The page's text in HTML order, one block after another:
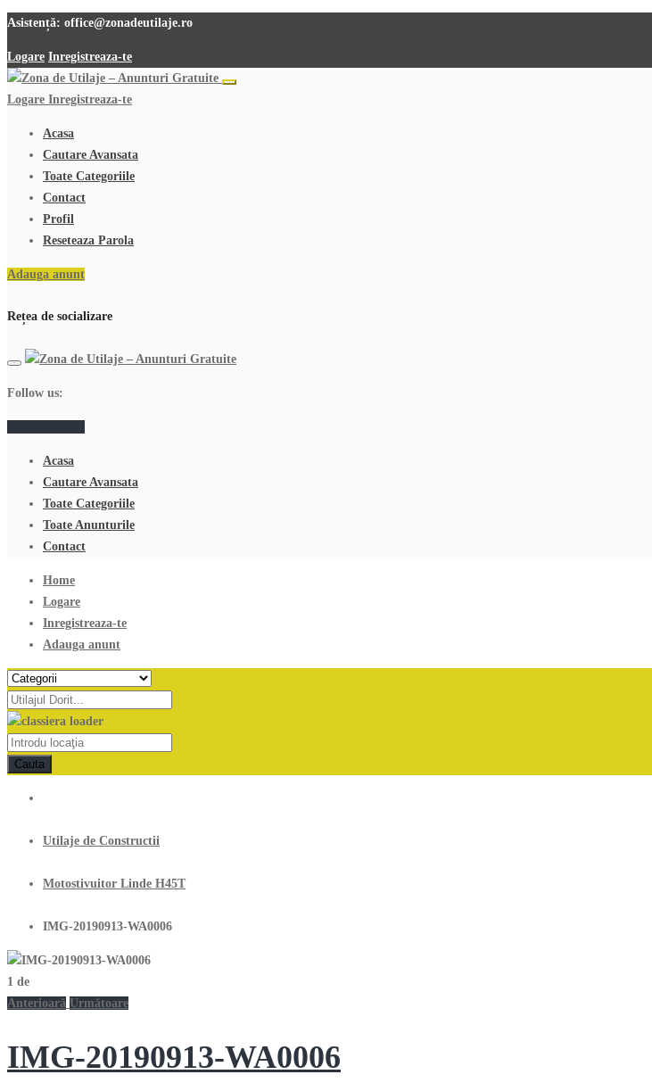
Asistență: office@zonadeutilaje.ro
Logare Inregistreaza-te
Logare Inregistreaza-te
Acasa
Cautare Avansata
Toate Categoriile
Contact
Profil
Reseteaza Parola
Adauga anunt
Rețea de socializare
Follow us:
Acasa
Cautare Avansata
Toate Categoriile
Toate Anunturile
Contact
Home
Logare
Inregistreaza-te
Adauga anunt
Cauta
Utilaje de Constructii
Motostivuitor Linde H45T
IMG-20190913-WA0006
1 de
Anterioară Următoare
IMG-20190913-WA0006